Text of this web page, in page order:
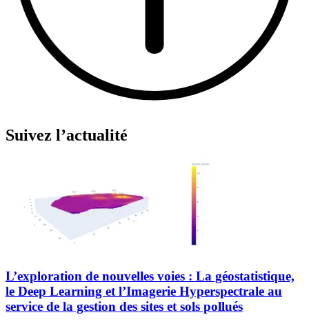
Suivez l’actualité
L’exploration de nouvelles voies : La géostatistique,
le Deep Learning et l’Imagerie Hyperspectrale au
service de la gestion des sites et sols pollués